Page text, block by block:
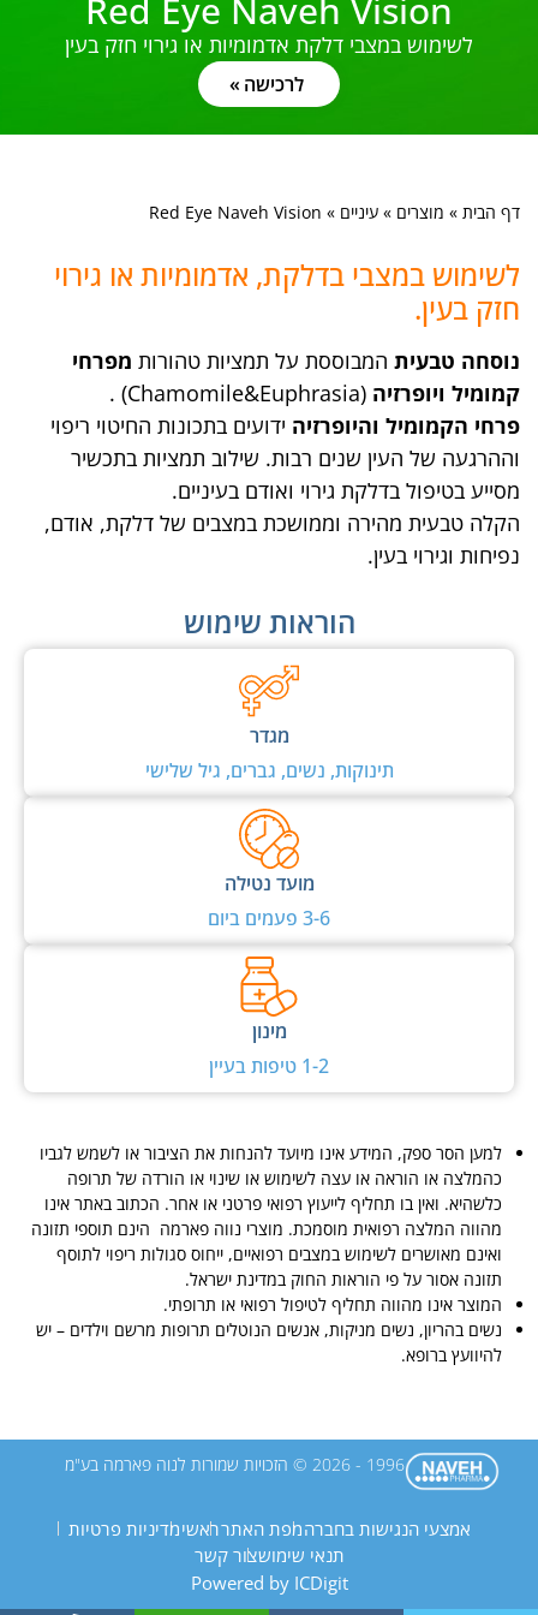
Red Eye Naveh Vision
לשימוש במצבי דלקת אדמומיות או גירוי חזק בעין
לרכישה
דף הבית » מוצרים » עיניים »
Red Eye Naveh Vision
לשימוש במצבי בדלקת, אדמומיות או גירוי
חזק בעין.
נוסחה טבעית המבוססת על תמציות טהורות מפרחי
קמומיל ויופרזיה (Chamomile&Euphrasia) .
פרחי הקמומיל והיופרזיה ידועים בתכונות החיטוי ריפוי
וההרגעה של העין שנים רבות. שילוב תמציות בתכשיר
מסייע בטיפול בדלקת גירוי ואודם בעיניים.
הקלה טבעית מהירה וממושכת במצבים של דלקת, אודם,
נפיחות וגירוי בעין.
הוראות שימוש
מגדר
תינוקות, נשים, גברים, גיל שלישי
מועד נטילה
3-6 פעמים ביום
מינון
1-2 טיפות בעיין
למען הסר ספק, המידע אינו מיועד להנחות את הציבור או לשמש לגביו
כהמלצה או הוראה או עצה לשימוש או שינוי או הורדה של תרופה
כלשהיא. ואין בו תחליף לייעוץ רפואי פרטני או אחר. הכתוב באתר אינו
מהווה המלצה רפואית מוסמכת. מוצרי נווה פארמה הינם תוספי תזונה
ואינם מאושרים לשימוש במצבים רפואיים, ייחוס סגולות ריפוי לתוסף
תזונה אסור על פי הוראות החוק במדינת ישראל.
המוצר אינו מהווה תחליף לטיפול רפואי או תרופתי.
נשים בהריון, נשים מניקות, אנשים הנוטלים תרופות מרשם וילדים – יש
להיוועץ ברופא.
אמצעי הנגישות בחברהמפת האתרראשימדיניות פרטיות
תנאי שימושצור קשר
Powered by ICDigit
1996 - 2026 © הזכויות שמורות לנוה פארמה בע"מ